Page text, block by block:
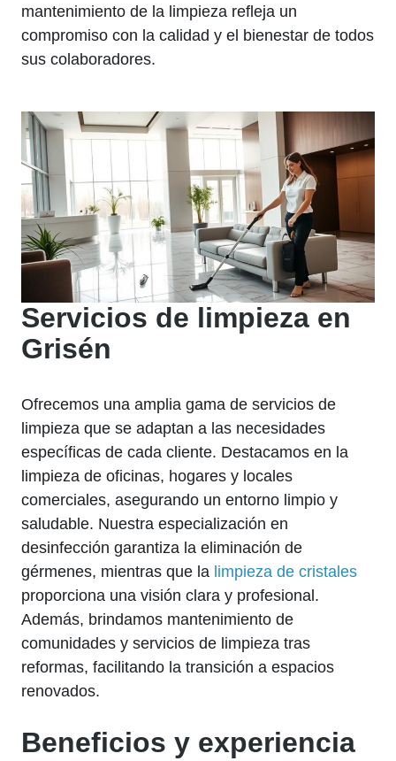
mantenimiento de la limpieza refleja un
compromiso con la calidad y el bienestar de todos
sus colaboradores.
Servicios de limpieza en
Grisén
Ofrecemos una amplia gama de servicios de
limpieza que se adaptan a las necesidades
específicas de cada cliente. Destacamos en la
limpieza de oficinas, hogares y locales
comerciales, asegurando un entorno limpio y
saludable. Nuestra especialización en
desinfección garantiza la eliminación de
gérmenes, mientras que la limpieza de cristales
proporciona una visión clara y profesional.
Además, brindamos mantenimiento de
comunidades y servicios de limpieza tras
reformas, facilitando la transición a espacios
renovados.
Beneficios y experiencia